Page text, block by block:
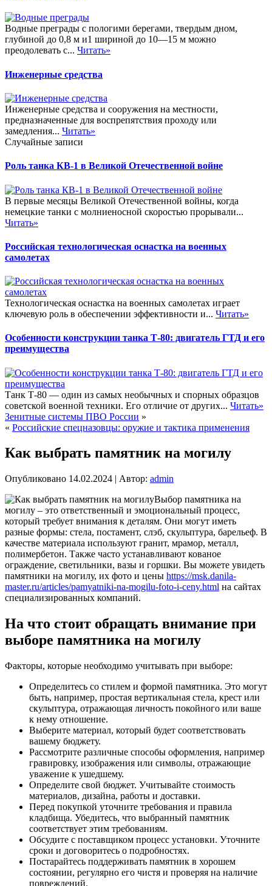
Водные преграды с пологими берегами, твердым дном,
глубиной до 0,8 м и1 шириной до 10—15 м можно
преодолевать с... Читать»
Инженерные средства
Инженерные средства и сооружения на местности,
предназначенные для воспрепятствия проходу или
замедления... Читать»
Случайные записи
Роль танка КВ-1 в Великой Отечественной войне
В первые месяцы Великой Отечественной войны, когда
немецкие танки с молниеносной скоростью прорывали...
Читать»
Российская технологическая оснастка на военных
самолетах
Технологическая оснастка на военных самолетах играет
ключевую роль в обеспечении эффективности и... Читать»
Особенности конструкции танка Т-80: двигатель ГТД и его
преимущества
Танк Т-80 — один из самых необычных и спорных образцов
советской военной техники. Его отличие от других... Читать»
Зенитные системы ПВО России »
« Российские спецназовцы: оружие и тактика применения
Как выбрать памятник на могилу
Опубликовано 14.02.2024 | Автор: admin
Выбор памятника на
могилу – это ответственный и эмоциональный процесс,
который требует внимания к деталям. Они могут иметь
разные формы: стела, постамент, слэб, скульптура, барельеф. В
качестве материала используют гранит, мрамор, металл,
полимербетон. Также часто устанавливают кованое
ограждение, светильники, вазы и горшки. Вы можете увидеть
памятники на могилу, их фото и цены https://msk.danila-
master.ru/articles/pamyatniki-na-mogilu-foto-i-ceny.html на сайтах
специализированных компаний.
На что стоит обращать внимание при
выборе памятника на могилу
Факторы, которые необходимо учитывать при выборе:
Определитесь со стилем и формой памятника. Это могут
быть, например, простая вертикальная стела, крест или
скульптура, отражающая личность покойного или ваше
к нему отношение.
Выберите материал, который будет соответствовать
вашему бюджету.
Рассмотрите различные способы оформления, например
гравировку, изображения или символы, отражающие
уважение к ушедшему.
Определите свой бюджет. Учитывайте стоимость
материалов, дизайна, работы и доставки.
Перед покупкой уточните требования и правила
кладбища. Убедитесь, что выбранный памятник
соответствует этим требованиям.
Обсудите с поставщиком процесс установки. Уточните
сроки и договоритесь о подробностях.
Постарайтесь поддерживать памятник в хорошем
состоянии, регулярно его чистя и проверяя на наличие
повреждений.